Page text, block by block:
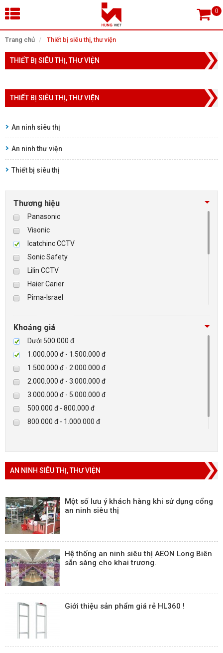
Trang chủ Thiết bị siêu thị, thư viện
THIẾT BỊ SIÊU THỊ, THƯ VIỆN
THIẾT BỊ SIÊU THỊ, THƯ VIỆN
An ninh siêu thị
An ninh thư viện
Thiết bị siêu thị
Thương hiệu
Panasonic
Visonic
Icatchinc CCTV
Sonic Safety
Lilin CCTV
Haier Carier
Pima-Israel
Checkpoint
Paradox-Canada
D-max
HIKVISON
Eguard
Khác
Rapiscan
Khoảng giá
Dưới 500.000 đ
1.000.000 đ - 1.500.000 đ
1.500.000 đ - 2.000.000 đ
2.000.000 đ - 3.000.000 đ
3.000.000 đ - 5.000.000 đ
500.000 đ - 800.000 đ
800.000 đ - 1.000.000 đ
AN NINH SIÊU THỊ, THƯ VIỆN
Một số lưu ý khách hàng khi sử dụng cổng
an ninh siêu thị
Hệ thống an ninh siêu thị AEON Long Biên
sẵn sàng cho khai trương.
Giới thiệu sản phẩm giá rẻ HL360 !
×
Tìm theo danh mục
TRANG CHỦ
THIẾT BỊ SIÊU THỊ, THƯ VIỆN
KIỂM SOÁT VÀO RA
BÁO ĐỘNG, BÁO CHÁY
NHÀ THÔNG MINH
LIÊN HỆ